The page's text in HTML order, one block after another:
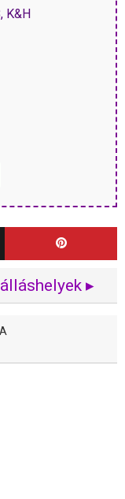
K&H
▸